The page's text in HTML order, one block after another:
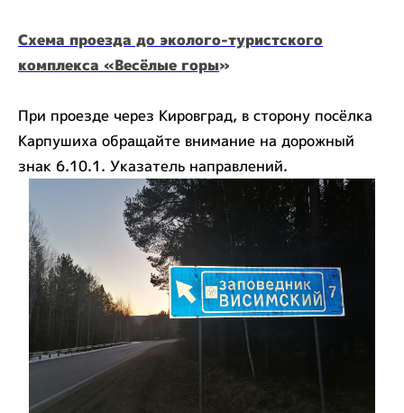
Схема проезда до эколого-туристского
комплекса «Весёлые горы»
При проезде через Кировград, в сторону посёлка
Карпушиха обращайте внимание на дорожный
знак 6.10.1. Указатель направлений.